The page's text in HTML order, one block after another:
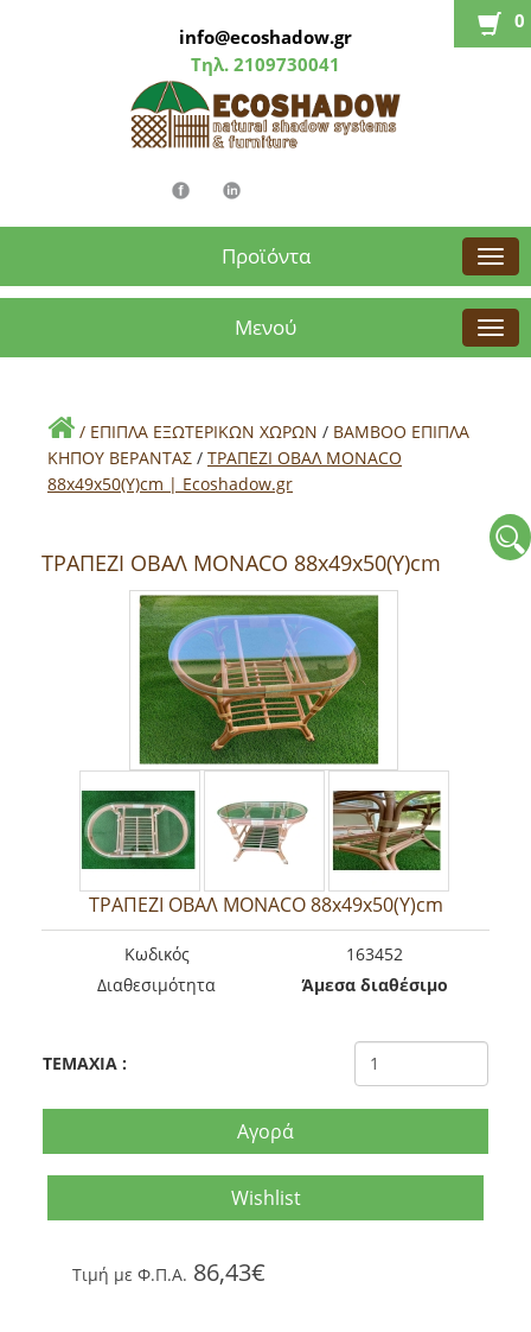
info@ecoshadow.gr
Τηλ. 2109730041
0
Προϊόντα
Μενού
/ ΕΠΙΠΛΑ ΕΞΩΤΕΡΙΚΩΝ ΧΩΡΩΝ / BAMBOO ΕΠΙΠΛΑ
ΚΗΠΟΥ ΒΕΡΑΝΤΑΣ / ΤΡΑΠΕΖΙ ΟΒΑΛ MONACO
88x49x50(Y)cm | Εcoshadow.gr
ΤΡΑΠΕΖΙ ΟΒΑΛ MONACO 88x49x50(Y)cm
ΤΡΑΠΕΖΙ ΟΒΑΛ MONACO 88x49x50(Y)cm
Kωδικός
163452
Διαθεσιμότητα
Άμεσα διαθέσιμο
TEMAXIA :
Αγορά
Wishlist
Tιμή με Φ.Π.Α. 86,43€